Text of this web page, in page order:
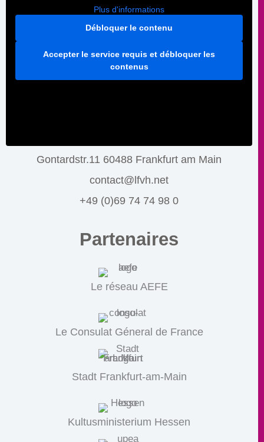
Plus d'informations
Débloquer le contenu
Accepter le service requis et débloquer les
contenus
Gontardstr.11 60488 Frankfurt am Main
contact@lfvh.net
+49 (0)69 74 74 98 0
Partenaires
Le réseau AEFE
Le Consulat Géneral de France
Stadt Frankfurt-am-Main
Kultusministerium Hessen